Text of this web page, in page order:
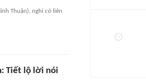
Thuận), nghi có liên
Tiết lộ lời nói